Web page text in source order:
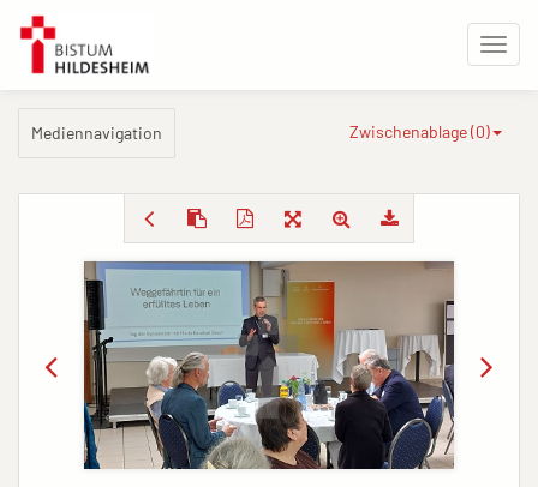
Mediennavigation Zwischenablage (0)